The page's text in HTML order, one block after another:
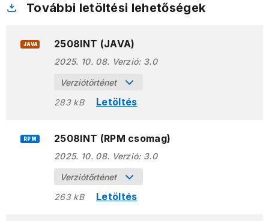
További letöltési lehetőségek
JAVA 2508INT (JAVA)
2025. 10. 08. Verzió: 3.0
Verziótörténet
283 kB
Letöltés
RPM 2508INT (RPM csomag)
2025. 10. 08. Verzió: 3.0
Verziótörténet
263 kB
Letöltés